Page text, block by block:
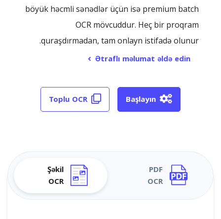
böyük həcmli sənədlər üçün isə premium batch
OCR mövcuddur. Heç bir proqram
quraşdırmadan, tam onlayn istifadə olunur.
Ətraflı məlumat əldə edin
Toplu OCR Başlayın
Şəkil
OCR
PDF
OCR